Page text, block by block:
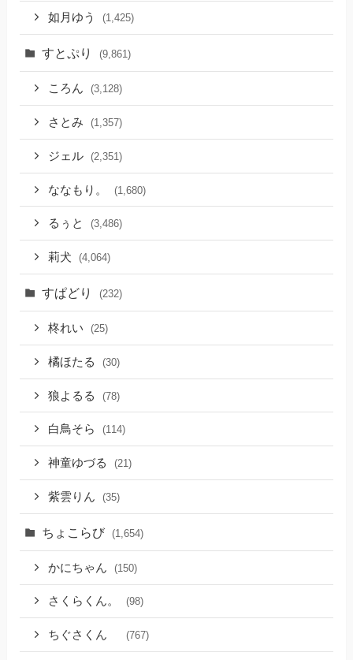
如月ゆう (1,425)
すとぷり (9,861)
ころん (3,128)
さとみ (1,357)
ジェル (2,351)
ななもり。 (1,680)
るぅと (3,486)
莉犬 (4,064)
すぱどり (232)
柊れい (25)
橘ほたる (30)
狼よるる (78)
白鳥そら (114)
神童ゆづる (21)
紫雲りん (35)
ちょこらび (1,654)
かにちゃん (150)
さくらくん。 (98)
ちぐさくん (767)